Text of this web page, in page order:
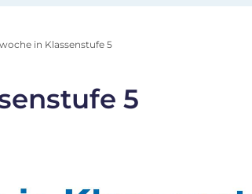
in Klassenstufe 5
5